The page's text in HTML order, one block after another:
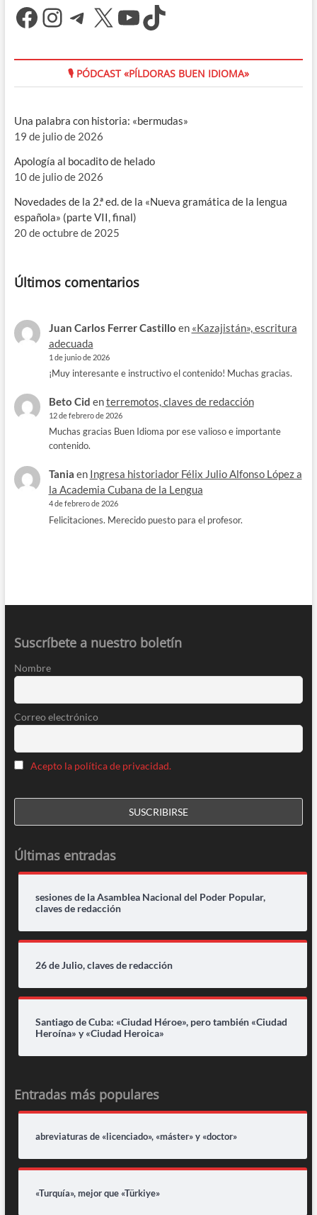
Facebook
Instagram
Telegram
X YouTube
TikTok
🎙 PÓDCAST «PÍLDORAS BUEN IDIOMA»
Una palabra con historia: «bermudas»
19 de julio de 2026
Apología al bocadito de helado
10 de julio de 2026
Novedades de la 2.ª ed. de la «Nueva gramática de la lengua
española» (parte VII, final)
20 de octubre de 2025
Últimos comentarios
Juan Carlos Ferrer Castillo en «Kazajistán», escritura
adecuada
1 de junio de 2026
¡Muy interesante e instructivo el contenido! Muchas gracias.
Beto Cid enterremotos, claves de redacción
12 de febrero de 2026
Muchas gracias Buen Idioma por ese valioso e importante
contenido.
Tania en Ingresa historiador Félix Julio Alfonso López a
la Academia Cubana de la Lengua
4 de febrero de 2026
Felicitaciones. Merecido puesto para el profesor.
Suscríbete a nuestro boletín
Nombre
Correo electrónico
Acepto la política de privacidad.
Últimas entradas
sesiones de la Asamblea Nacional del Poder Popular,
claves de redacción
26 de Julio, claves de redacción
Santiago de Cuba: «Ciudad Héroe», pero también «Ciudad
Heroína» y «Ciudad Heroica»
Entradas más populares
abreviaturas de «licenciado», «máster» y «doctor»
«Turquía», mejor que «Türkiye»